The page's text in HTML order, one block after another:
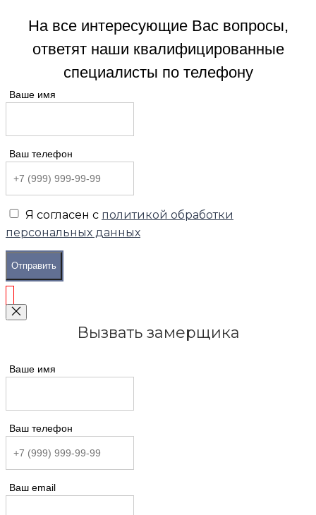
На все интересующие Вас вопросы,
ответят наши квалифицированные
специалисты по телефону
Ваше имя
Ваш телефон
Я согласен с политикой обработки
персональных данных
Отправить
Вызвать замерщика
Ваше имя
Ваш телефон
Ваш email